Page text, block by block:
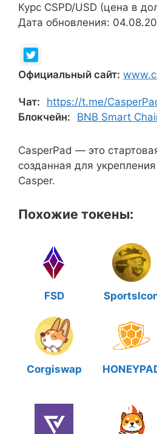
Курс CSPD/USD (цена в
Дата обновления:
Официальный сайт:
Чат:
https://t.me/
Блокчейн:
BNB Smart
CasperPad — это
созданная для
Casper.
Похожие токены:
FSD
Corgiswap